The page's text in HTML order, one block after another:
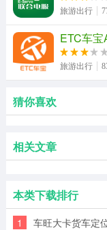
旅游出行
ETC车
旅游出行
猜你喜欢
相关文章
本类下载排行
1 车旺大卡货车定